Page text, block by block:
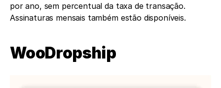
por ano, sem percentual da taxa de transação.
Assinaturas mensais também estão disponíveis.
WooDropship